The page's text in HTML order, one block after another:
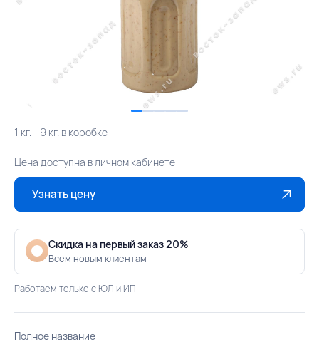
1 кг. - 9 кг. в коробке
Цена доступна в личном кабинете
Узнать цену
Скидка на первый заказ 20%
Всем новым клиентам
Работаем только с ЮЛ и ИП
Полное название